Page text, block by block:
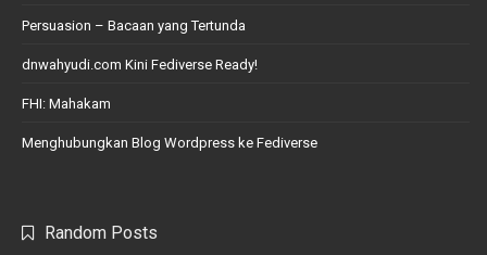
Persuasion – Bacaan yang Tertunda
dnwahyudi.com Kini Fediverse Ready!
FHI: Mahakam
Menghubungkan Blog Wordpress ke Fediverse
Random Posts